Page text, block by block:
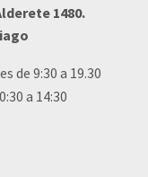
1480.
de 9:30 a 19.30
a 14:30